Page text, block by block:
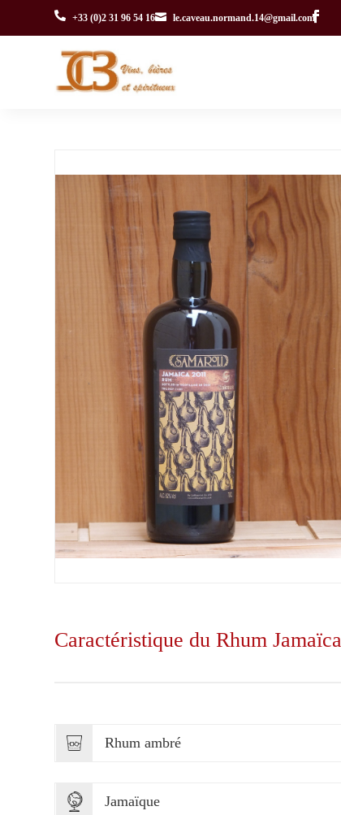
 +33 (0)2 31 96 54 16 le.caveau.normand.14@gmail.com
Caractéristique du Rhum
Rhum ambré
Jamaïque